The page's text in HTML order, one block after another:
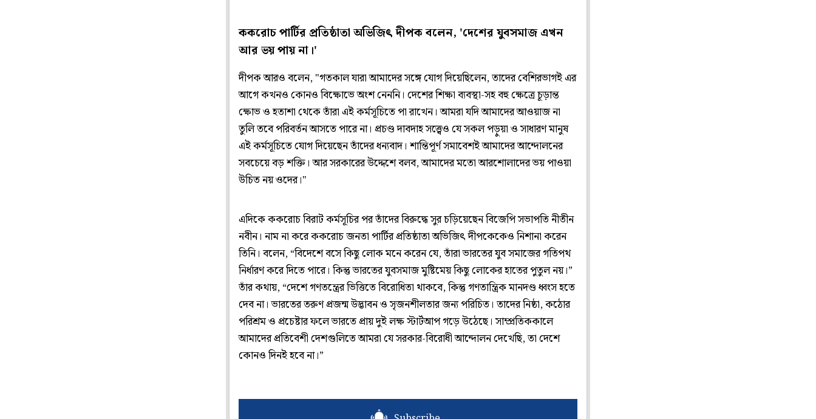
ককরোচ পার্টির প্রতিষ্ঠাতা অভিজিৎ দীপক বলেন, 'দেশের যুবসমাজ এখন
আর ভয় পায় না।'
দীপক আরও বলেন, "গতকাল যারা আমাদের সঙ্গে যোগ দিয়েছিলেন, তাদের বেশিরভাগই এর
আগে কখনও কোনও বিক্ষোভে অংশ নেননি। দেশের শিক্ষা ব্যবস্থা-সহ বহু ক্ষেত্রে চূড়ান্ত
ক্ষোভ ও হতাশা থেকে তাঁরা এই কর্মসূচিতে পা রাখেন। আমরা যদি আমাদের আওয়াজ না
তুলি তবে পরিবর্তন আসতে পারে না। প্রচণ্ড দাবদাহ সত্ত্বেও যে সকল পড়ুয়া ও সাধারণ মানুষ
এই কর্মসূচিতে যোগ দিয়েছেন তাঁদের ধন্যবাদ। শান্তিপূর্ণ সমাবেশই আমাদের আন্দোলনের
সবচেয়ে বড় শক্তি। আর সরকারের উদ্দেশে বলব, আমাদের মতো আরশোলাদের ভয় পাওয়া
উচিত নয় ওদের।"
এদিকে ককরোচ বিরাট কর্মসূচির পর তাঁদের বিরুদ্ধে সুর চড়িয়েছেন বিজেপি সভাপতি নীতীন
নবীন। নাম না করে ককরোচ জনতা পার্টির প্রতিষ্ঠাতা অভিজিৎ দীপকেকেও নিশানা করেন
তিনি। বলেন, “বিদেশে বসে কিছু লোক মনে করেন যে, তাঁরা ভারতের যুব সমাজের গতিপথ
নির্ধারণ করে দিতে পারে। কিন্তু ভারতের যুবসমাজ মুষ্টিমেয় কিছু লোকের হাতের পুতুল নয়।”
তাঁর কথায়, “দেশে গণতন্ত্রের ভিত্তিতে বিরোধিতা থাকবে, কিন্তু গণতান্ত্রিক মানদণ্ড ধ্বংস হতে
দেব না। ভারতের তরুণ প্রজন্ম উদ্ভাবন ও সৃজনশীলতার জন্য পরিচিত। তাদের নিষ্ঠা, কঠোর
পরিশ্রম ও প্রচেষ্টার ফলে ভারতে প্রায় দুই লক্ষ স্টার্টআপ গড়ে উঠেছে। সাম্প্রতিককালে
আমাদের প্রতিবেশী দেশগুলিতে আমরা যে সরকার-বিরোধী আন্দোলন দেখেছি, তা দেশে
কোনও দিনই হবে না।”